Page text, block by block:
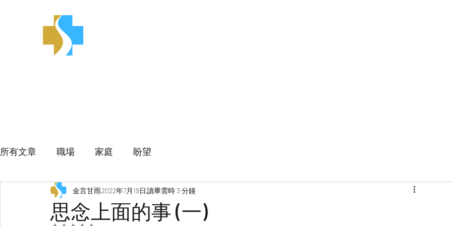
所有文章 職場 家庭 盼望
思念上面的事 (一)
金言甘雨2022年7月19日讀畢需時 3 分鐘